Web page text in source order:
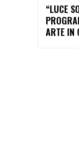
“LUCE
ARTE IN